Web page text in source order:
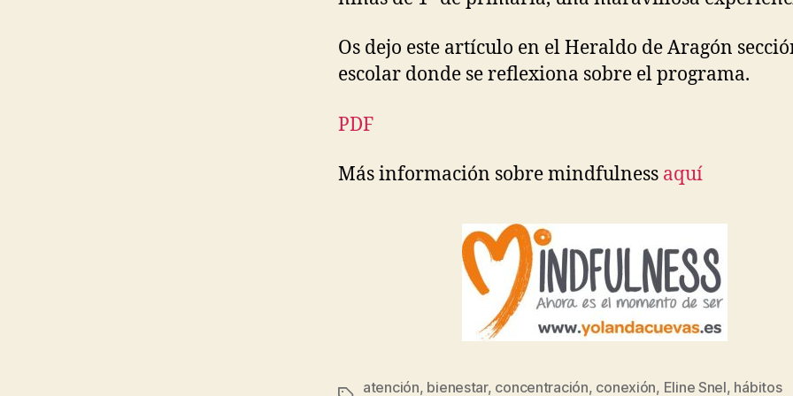
Os dejo este artículo en el Heraldo de Aragón
escolar donde se reflexiona sobre el programa.
PDF
Más información sobre mindfulness aquí
atención, bienestar, concentración, conexión, Eline Snel, hábitos